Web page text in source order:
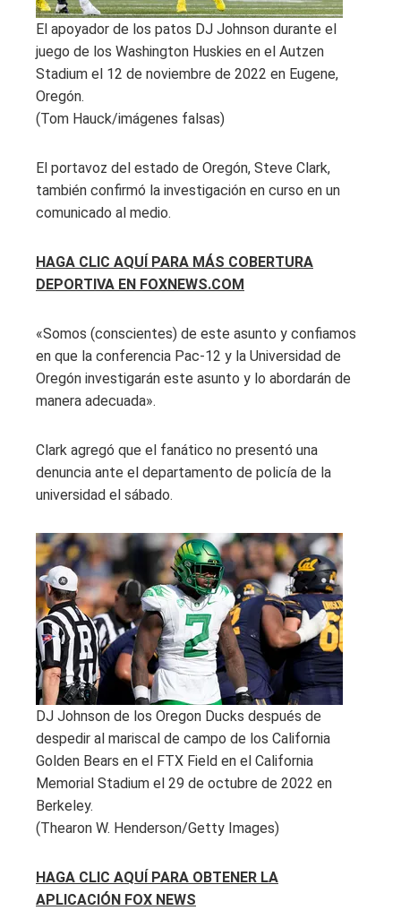
El apoyador de los patos DJ Johnson durante el
juego de los Washington Huskies en el Autzen
Stadium el 12 de noviembre de 2022 en Eugene,
Oregón.
(Tom Hauck/imágenes falsas)
El portavoz del estado de Oregón, Steve Clark,
también confirmó la investigación en curso en un
comunicado al medio.
HAGA CLIC AQUÍ PARA MÁS COBERTURA
DEPORTIVA EN FOXNEWS.COM
«Somos (conscientes) de este asunto y confiamos
en que la conferencia Pac-12 y la Universidad de
Oregón investigarán este asunto y lo abordarán de
manera adecuada».
Clark agregó que el fanático no presentó una
denuncia ante el departamento de policía de la
universidad el sábado.
DJ Johnson de los Oregon Ducks después de
despedir al mariscal de campo de los California
Golden Bears en el FTX Field en el California
Memorial Stadium el 29 de octubre de 2022 en
Berkeley.
(Thearon W. Henderson/Getty Images)
HAGA CLIC AQUÍ PARA OBTENER LA
APLICACIÓN FOX NEWS